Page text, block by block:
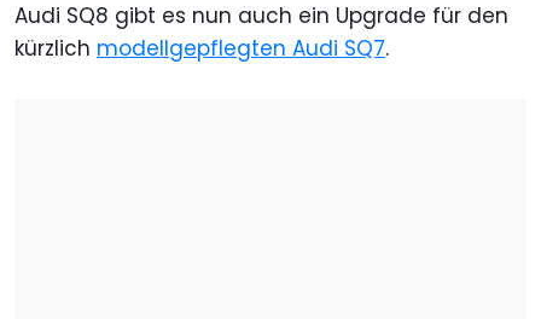
Audi SQ8 gibt es nun auch ein Upgrade für den
kürzlich modellgepflegten Audi SQ7.